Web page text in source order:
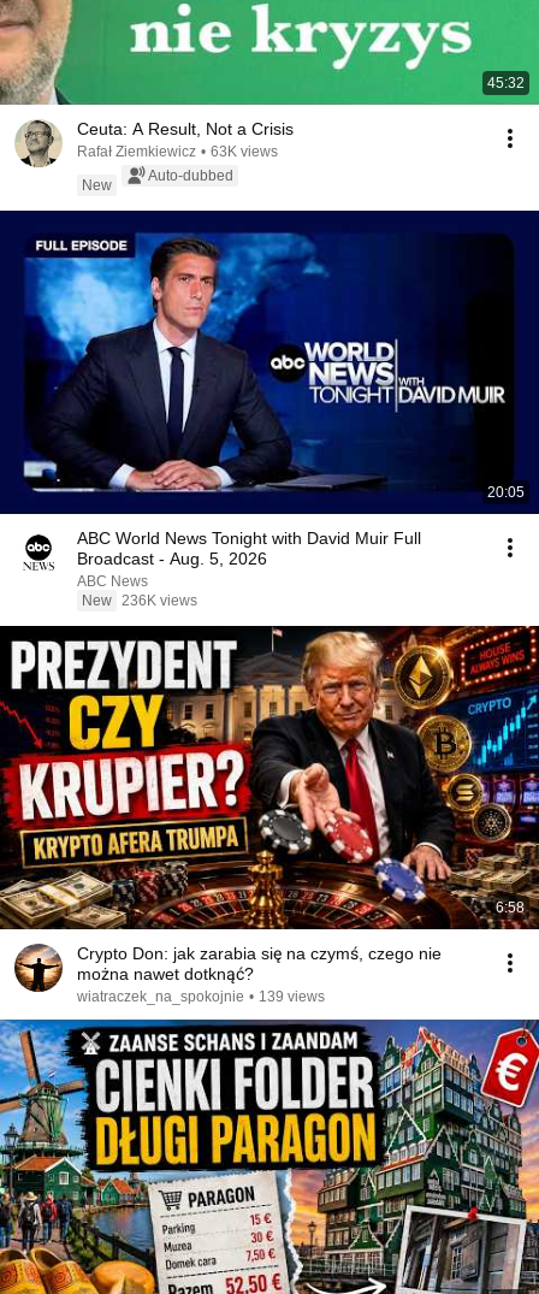
45:32
Ceuta: A Result, Not a Crisis
Rafał Ziemkiewicz • 63K views
New
Auto-dubbed
20:05
ABC World News Tonight with David Muir Full
Broadcast - Aug. 5, 2026
ABC News
New 236K views
6:58
Crypto Don: jak zarabia się na czymś, czego nie
można nawet dotknąć?
wiatraczek_na_spokojnie • 139 views